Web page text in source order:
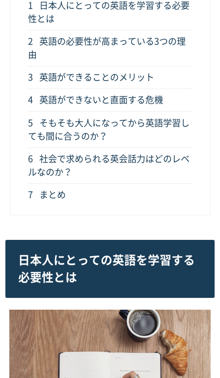
1
日本人にとっての英語を学習する必要
性とは
2
英語の必要性が高まっている3つの理
由
3 英語ができることのメリット
4 英語ができないと直面する危機
5
そもそも大人になってから英語学習し
ても間に合うのか？
6
社会で求められる英会話力はどのレベ
ルなのか？
7 まとめ
日本人にとっての英語を学習する
必要性とは